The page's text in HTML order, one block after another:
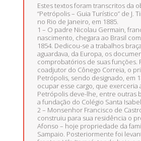
Estes textos foram transcritos da
“Petrópolis – Guia Turístico” de J.
no Rio de Janeiro, em 1885.
1 – O padre Nicolau Germain,
nascimento, chegara ao Brasil
1854. Dedicou-se a trabalhos
aguardava, da Europa, os
comprobatórios de suas funções.
coadjutor do Cônego Correia, o
Petrópolis, sendo designado, em
ocupar esse cargo, que exerceria
Petrópolis deve-lhe, entre outras
a fundação do Colégio Santa
2 – Monsenhor Francisco de
construiu para sua residência o
Afonso – hoje propriedade da
Sampaio. Posteriormente foi